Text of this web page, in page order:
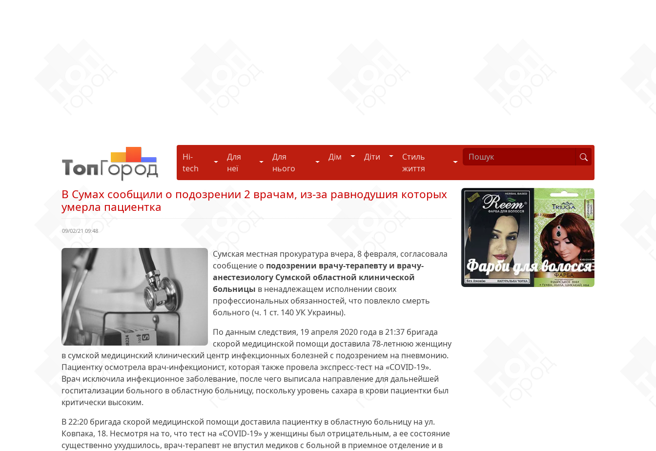
Hi-
tech
Hi-tech
Для
неї
Для неї
Для
нього
Для нього
Дім Дім Діти ДітиСтиль
життя
Стиль життя
В Сумах сообщили о подозрении 2 врачам, из-за равнодушия которых
умерла пациентка
09/02/21 09:48
Сумская местная прокуратура вчера, 8 февраля, согласовала
сообщение о подозрении врачу-терапевту и врачу-
анестезиологу Сумской областной клинической
больницы в ненадлежащем исполнении своих
профессиональных обязанностей, что повлекло смерть
больного (ч. 1 ст. 140 УК Украины).
По данным следствия, 19 апреля 2020 года в 21:37 бригада
скорой медицинской помощи доставила 78-летнюю женщину
в сумской медицинский клинический центр инфекционных болезней с подозрением на пневмонию.
Пациентку осмотрела врач-инфекционист, которая также провела экспресс-тест на «COVID-19».
Врач исключила инфекционное заболевание, после чего выписала направление для дальнейшей
госпитализации больного в областную больницу, поскольку уровень сахара в крови пациентки был
критически высоким.
В 22:20 бригада скорой медицинской помощи доставила пациентку в областную больницу на ул.
Ковпака, 18. Несмотря на то, что тест на «COVID-19» у женщины был отрицательным, а ее состояние
существенно ухудшилось, врач-терапевт не впустил медиков с больной в приемное отделение и в